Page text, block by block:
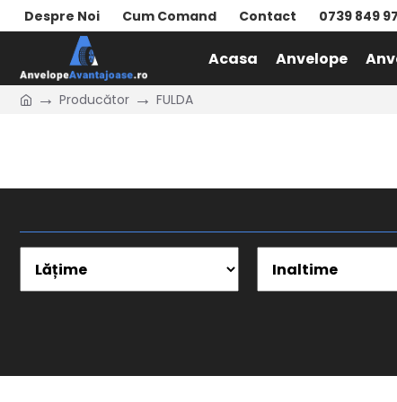
Despre Noi Cum Comand Contact 0739 849
Acasa Anvelope
Producător FULDA